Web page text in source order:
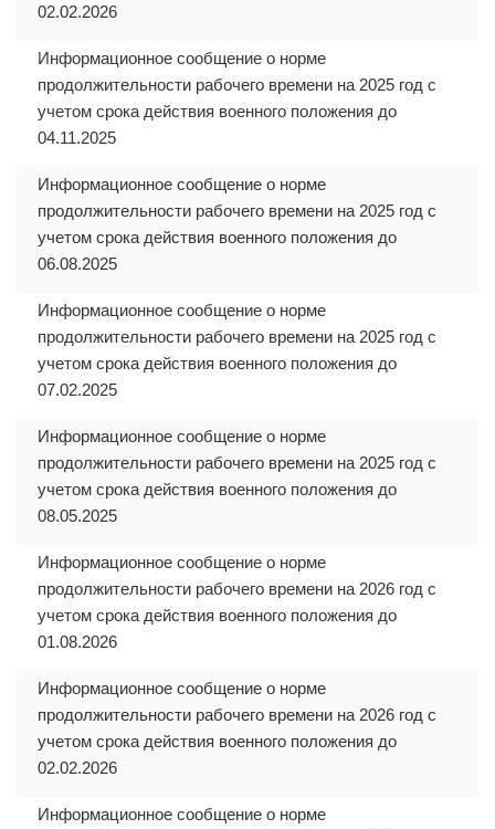
02.02.2026
Информационное сообщение о норме
продолжительности рабочего времени на 2025 год с
учетом срока действия военного положения до
04.11.2025
Информационное сообщение о норме
продолжительности рабочего времени на 2025 год с
учетом срока действия военного положения до
06.08.2025
Информационное сообщение о норме
продолжительности рабочего времени на 2025 год с
учетом срока действия военного положения до
07.02.2025
Информационное сообщение о норме
продолжительности рабочего времени на 2025 год с
учетом срока действия военного положения до
08.05.2025
Информационное сообщение о норме
продолжительности рабочего времени на 2026 год с
учетом срока действия военного положения до
01.08.2026
Информационное сообщение о норме
продолжительности рабочего времени на 2026 год с
учетом срока действия военного положения до
02.02.2026
Информационное сообщение о норме